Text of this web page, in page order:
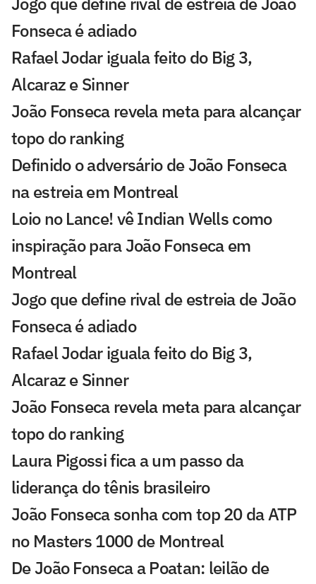
Fonseca é adiado
Rafael Jodar iguala feito do Big 3,
Alcaraz e Sinner
João Fonseca revela meta para alcançar
topo do ranking
Definido o adversário de João Fonseca
na estreia em Montreal
Loio no Lance! vê Indian Wells como
inspiração para João Fonseca em
Montreal
Jogo que define rival de estreia de João
Fonseca é adiado
Rafael Jodar iguala feito do Big 3,
Alcaraz e Sinner
João Fonseca revela meta para alcançar
topo do ranking
Laura Pigossi fica a um passo da
liderança do tênis brasileiro
João Fonseca sonha com top 20 da ATP
no Masters 1000 de Montreal
De João Fonseca a Poatan: leilão de